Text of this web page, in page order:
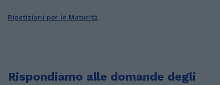
Ripetizioni per le Maturità
Rispondiamo alle domande degli